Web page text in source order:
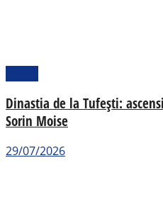
Dinastia de la Tufești:
Sorin Moise
29/07/2026